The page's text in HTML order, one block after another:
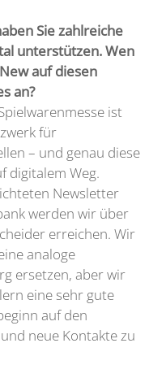
Sie zahlreiche
unterstützen. Wen
auf diesen
an?
ist
für
– und genau diese
digitalem Weg.
Newsletter
werden wir über
erreichen. Wir
analoge
ersetzen, aber wir
eine sehr gute
auf den
neue Kontakte zu